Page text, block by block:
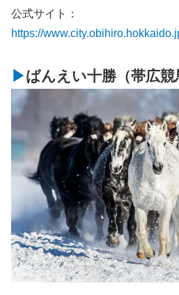
公式サイト：
https://
ばんえい十勝（帯広競